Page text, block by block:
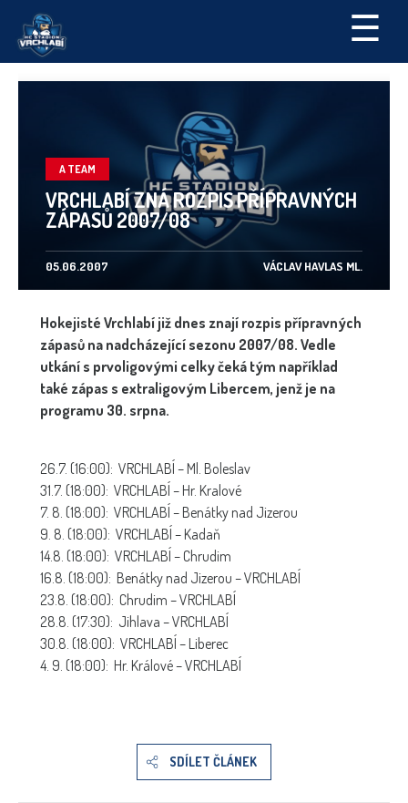
☰
A TEAM
VRCHLABÍ ZNÁ ROZPIS PŘÍPRAVNÝCH
ZÁPASŮ 2007/08
05.06.2007 VÁCLAV HAVLAS ML.
Hokejisté Vrchlabí již dnes znají rozpis přípravných
zápasů na nadcházející sezonu 2007/08. Vedle
utkání s prvoligovými celky čeká tým například
také zápas s extraligovým Libercem, jenž je na
programu 30. srpna.
26.7. (16:00): VRCHLABÍ – Ml. Boleslav
31.7. (18:00): VRCHLABÍ – Hr. Kralové
7. 8. (18:00): VRCHLABÍ – Benátky nad Jizerou
9. 8. (18:00): VRCHLABÍ – Kadaň
14.8. (18:00): VRCHLABÍ – Chrudim
16.8. (18:00): Benátky nad Jizerou – VRCHLABÍ
23.8. (18:00): Chrudim – VRCHLABÍ
28.8. (17:30): Jihlava – VRCHLABÍ
30.8. (18:00): VRCHLABÍ – Liberec
4. 9. (18:00): Hr. Králové – VRCHLABÍ
SDÍLET ČLÁNEK